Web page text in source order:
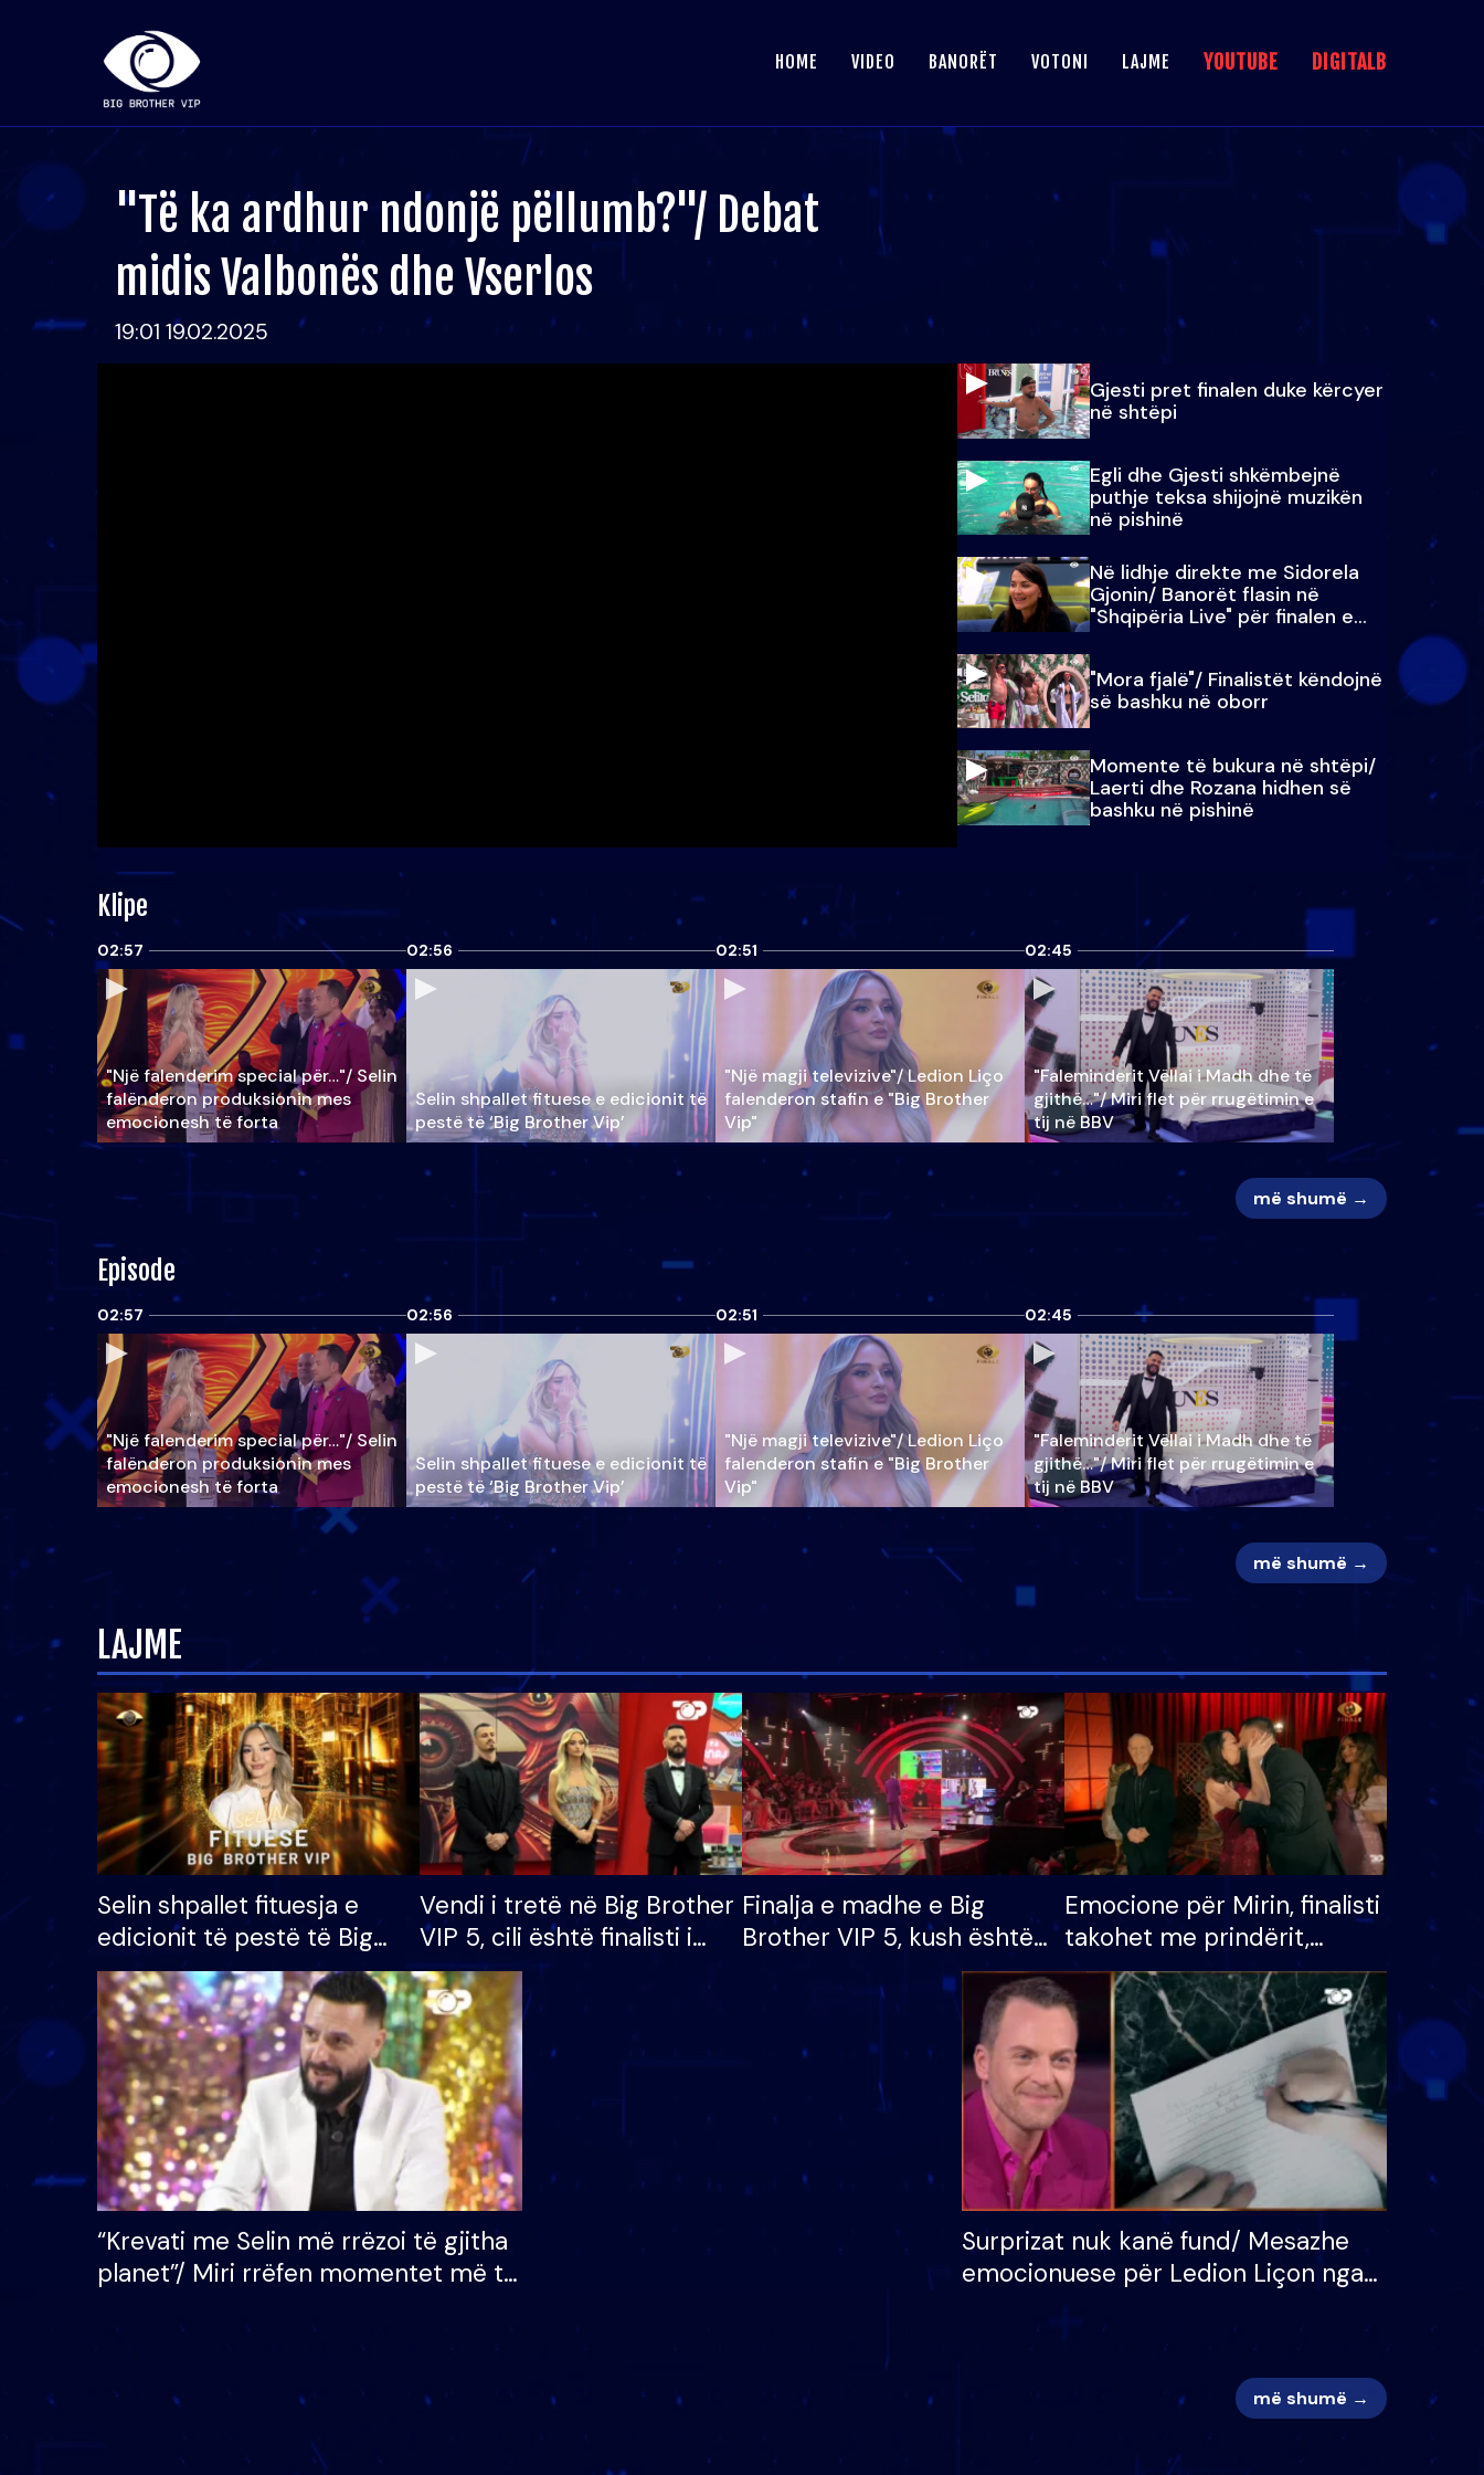
HOME VIDEO BANORËT VOTONI LAJME YOUTUBE DIGITALB
"Të ka ardhur ndonjë pëllumb?"/ Debat
midis Valbonës dhe Vserlos
19:01 19.02.2025
Gjesti pret finalen duke kërcyer
në shtëpi
Egli dhe Gjesti shkëmbejnë
puthje teksa shijojnë muzikën
në pishinë
Në lidhje direkte me Sidorela
Gjonin/ Banorët flasin në
"Shqipëria Live" për finalen e
madhe
"Mora fjalë"/ Finalistët këndojnë
së bashku në oborr
Momente të bukura në shtëpi/
Laerti dhe Rozana hidhen së
bashku në pishinë
Klipe
02:57
"Një falenderim special për…"/ Selin
falënderon produksionin mes
emocionesh të forta
02:56
Selin shpallet fituese e edicionit të
pestë të ‘Big Brother Vip’
02:51
"Një magji televizive"/ Ledion Liço
falenderon stafin e "Big Brother
Vip"
02:45
"Faleminderit Vëllai i Madh dhe të
gjithë…"/ Miri flet për rrugëtimin e
tij në BBV
më shumë →
Episode
02:57
"Një falenderim special për…"/ Selin
falënderon produksionin mes
emocionesh të forta
02:56
Selin shpallet fituese e edicionit të
pestë të ‘Big Brother Vip’
02:51
"Një magji televizive"/ Ledion Liço
falenderon stafin e "Big Brother
Vip"
02:45
"Faleminderit Vëllai i Madh dhe të
gjithë…"/ Miri flet për rrugëtimin e
tij në BBV
më shumë →
LAJME
Selin shpallet fituesja e
edicionit të pestë të Big
Brother VIP, rrëmben
çmimin e madh prej 100
mijë eurosh
Vendi i tretë në Big Brother
VIP 5, cili është finalisti i
radhës që lë shtëpinë
Finalja e madhe e Big
Brother VIP 5, kush është
banori i parë që lë shtëpinë
dhe humb mundësinë për
të fituar çmimin e madh
Emocione për Mirin, finalisti
takohet me prindërit,
vajzën dhe bashkëshorten:
S’kemi ndonjë letër divorci
apo jo?
“Krevati me Selin më rrëzoi të gjitha
planet”/ Miri rrëfen momentet më të
mungojë zilja e mëngjesit kur…
Surprizat nuk kanë fund/ Mesazhe
emocionuese për Ledion Liçon nga
më shumë →